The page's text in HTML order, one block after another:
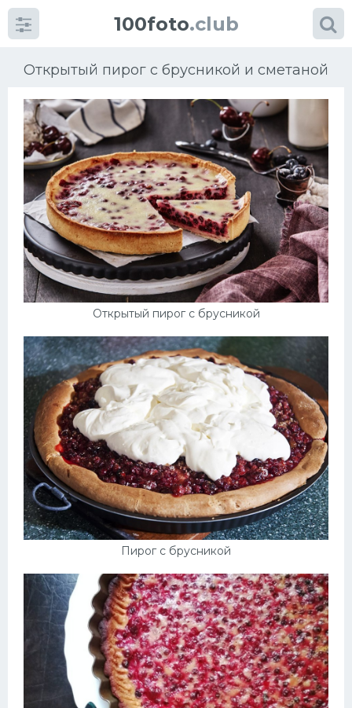
100foto.club
Открытый пирог с брусникой и сметаной
Открытый пирог с брусникой
Пирог с брусникой
Категориикартинок
Супы
Мясные блюда
Печенье
Выпечка
Десерт
Напитки
Дизайн комнаты